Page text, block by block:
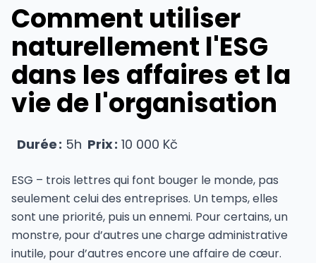
Comment utiliser
naturellement l'ESG
dans les affaires et la
vie de l'organisation
Durée : 5h Prix : 10 000 Kč
ESG – trois lettres qui font bouger le monde, pas
seulement celui des entreprises. Un temps, elles
sont une priorité, puis un ennemi. Pour certains, un
monstre, pour d’autres une charge administrative
inutile, pour d’autres encore une affaire de cœur.